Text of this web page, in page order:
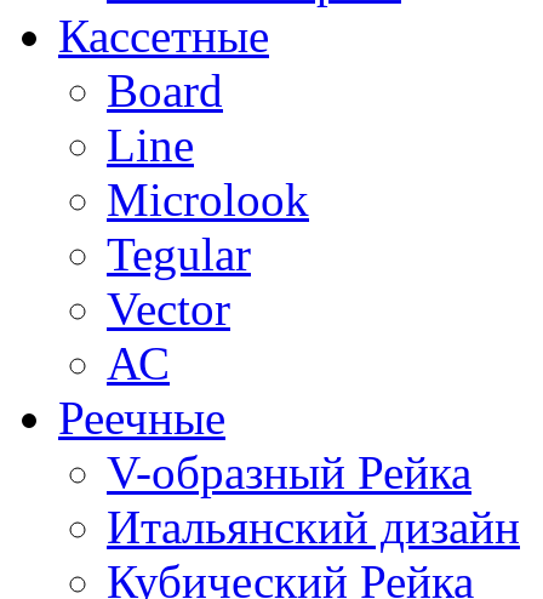
Кассетные
Board
Line
Microlook
Tegular
Vector
АС
Реечные
V-образный Рейка
Итальянский дизайн
Кубический Рейка